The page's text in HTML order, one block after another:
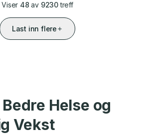
Viser 48 av 9230treff
Last inn flere
Helse og
Vekst